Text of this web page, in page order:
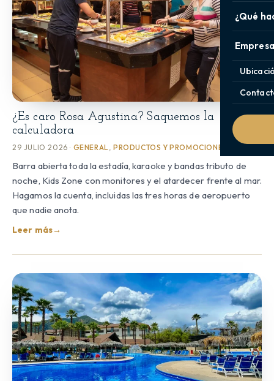
¿Qué
¿Es caro Rosa Agustina? Saquemos la
calculadora
29 JULIO 2026 · GENERAL,PRODUCTOS Y PROMOCIONES
Barra abierta toda la estadía, karaoke y bandas tributo de
noche, Kids Zone con monitores y el atardecer frente al mar.
Hagamos la cuenta, incluidas las tres horas de aeropuerto
que nadie anota.
Leer más→